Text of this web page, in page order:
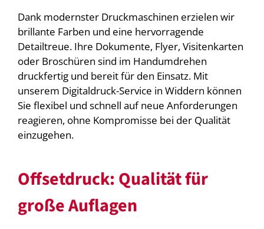
Dank modernster Druckmaschinen erzielen wir
brillante Farben und eine hervorragende
Detailtreue. Ihre Dokumente, Flyer, Visitenkarten
oder Broschüren sind im Handumdrehen
druckfertig und bereit für den Einsatz. Mit
unserem Digitaldruck-Service in Widdern können
Sie flexibel und schnell auf neue Anforderungen
reagieren, ohne Kompromisse bei der Qualität
einzugehen.
Offsetdruck: Qualität für
große Auflagen